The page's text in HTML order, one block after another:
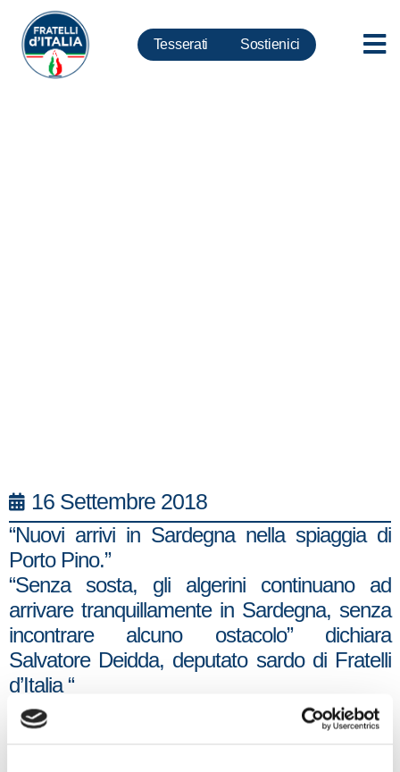
Tesserati Sostienici
16 Settembre 2018
“Nuovi arrivi in Sardegna nella spiaggia di
Porto Pino.”
“Senza sosta, gli algerini continuano ad
arrivare tranquillamente in Sardegna, senza
incontrare alcuno ostacolo” dichiara
Salvatore Deidda, deputato sardo di Fratelli
d’Italia “
“Ormai da tempo sappiamo che non mirano
ad avere nessuna assistenza, ma vogliono